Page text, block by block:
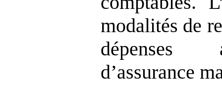
modalités de
dépenses
d’assurance